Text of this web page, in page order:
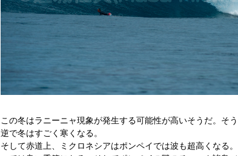
この冬はラニーニャ現象が発生する可能性が高いそうだ。そ
逆で冬はすごく寒くなる。
そして赤道上、ミクロネシアはポンペイでは波も超高くなる